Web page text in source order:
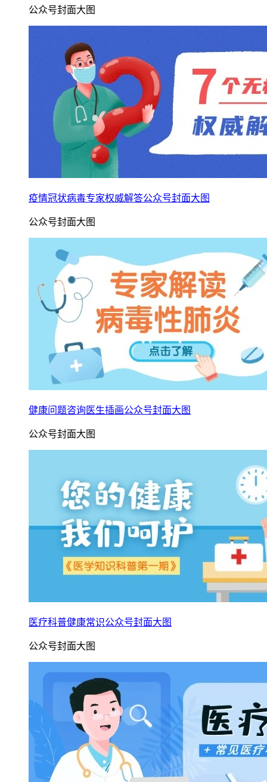
公众号封面大图
疫情冠状病毒专家权威解答公众号封面大图
公众号封面大图
健康问题咨询医生插画公众号封面大图
公众号封面大图
医疗科普健康常识公众号封面大图
公众号封面大图